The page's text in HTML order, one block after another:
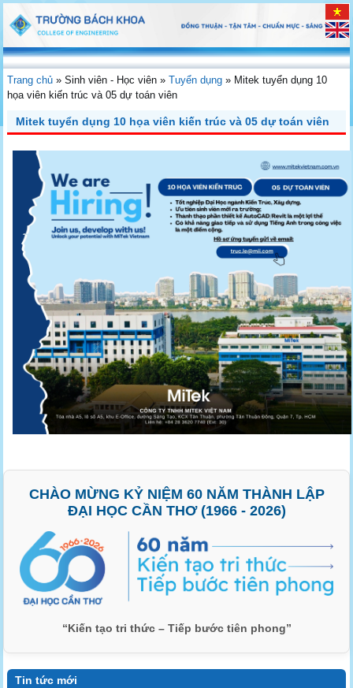
Trang chủ »Sinh viên - Học viên »Tuyển dụng » Mitek tuyển dụng 10
họa viên kiến trúc và 05 dự toán viên
Mitek tuyển dụng 10 họa viên kiến trúc và 05 dự toán viên
CHÀO MỪNG KỶ NIỆM 60 NĂM THÀNH LẬP
ĐẠI HỌC CẦN THƠ (1966 - 2026)
“Kiến tạo tri thức – Tiếp bước tiên phong”
Tin tức mới